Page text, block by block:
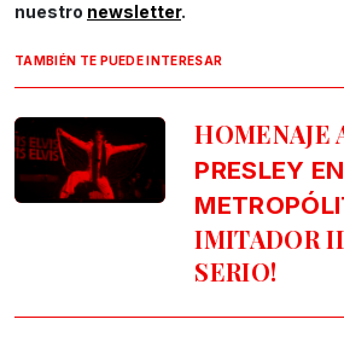
nuestro newsletter.
TAMBIÉN TE PUEDE INTERESAR
HOMENAJE
PRESLEY
IMITADOR
SERIO!